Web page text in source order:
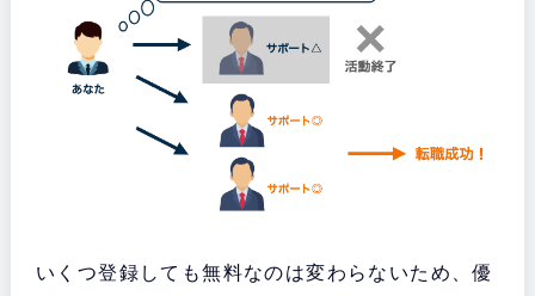
いくつ登録しても無料なのは変わらないため、優